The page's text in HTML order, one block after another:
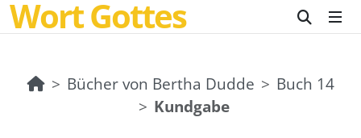
Wort Gottes
Bücher von Bertha Dudde
Buch 14
Kundgabe